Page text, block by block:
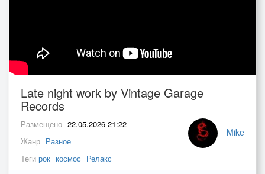
Late night work by Vintage Garage
Records
Mike
Размещено 22.05.2026 21:22
Жанр Разное
Теги рок космос Релакс